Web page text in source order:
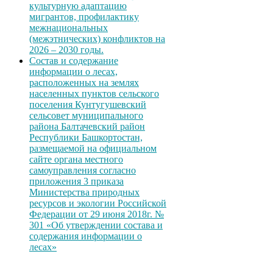
культурную адаптацию
мигрантов, профилактику
межнациональных
(межэтнических) конфликтов на
2026 – 2030 годы.
Состав и содержание
информации о лесах,
расположенных на землях
населенных пунктов сельского
поселения Кунтугушевский
сельсовет муниципального
района Балтачевский район
Республики Башкортостан,
размещаемой на официальном
сайте органа местного
самоуправления согласно
приложения 3 приказа
Министерства природных
ресурсов и экологии Российской
Федерации от 29 июня 2018г. №
301 «Об утверждении состава и
содержания информации о
лесах»